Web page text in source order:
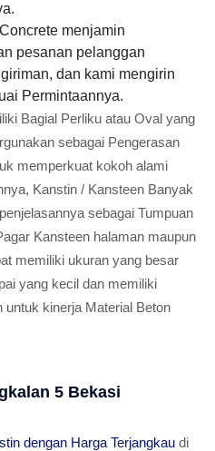
menjamin
pesanan pelanggan
dan kami mengirin
Permintaannya.
Bagial Perliku atau Oval yang
sebagai Pengerasan
memperkuat kokoh alami
Kanstin / Kansteen Banyak
sebagai Tumpuan
Kansteen halaman maupun
memiliki ukuran yang besar
yang kecil dan memiliki
untuk kinerja Material Beton
5 Bekasi
dengan Harga Terjangkau di